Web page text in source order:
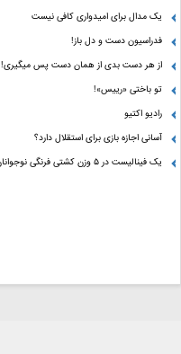
یک مدال برای امیدواری کافی نیست
فدراسیون دست‌ و دل باز!
از هر دست بدی از همان دست پس میگیری!
تو باختی «رییس»!
رادیو اکتیو
آسانی اجازه بازی برای استقلال دارد؟
یک فینالیست در ۵ وزن کشتی فرنگی نوجوانان جهان/ ۳ نماینده ایران حذف شدند